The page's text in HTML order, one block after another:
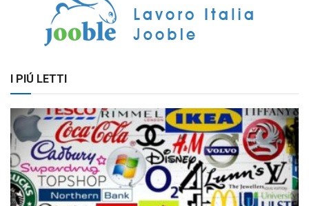
I PIÚ LETTI